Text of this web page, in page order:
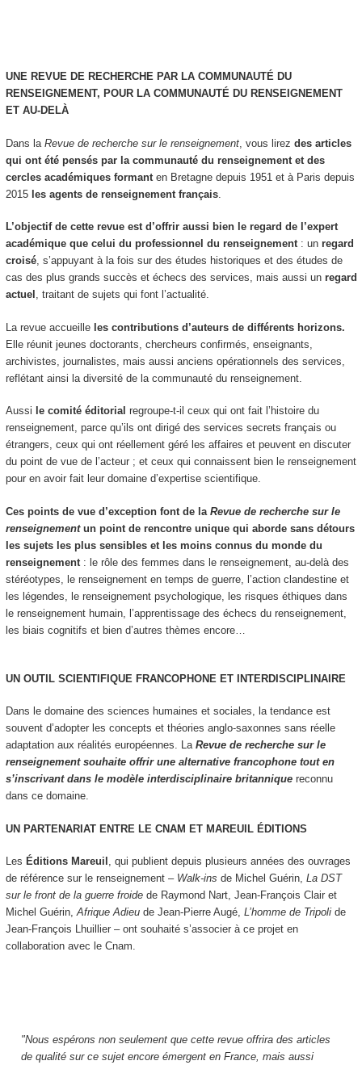
UNE REVUE DE RECHERCHE PAR LA COMMUNAUTÉ DU
RENSEIGNEMENT, POUR LA COMMUNAUTÉ DU RENSEIGNEMENT
ET AU-DELÀ
Dans la Revue de recherche sur le renseignement, vous lirez des articles
qui ont été pensés par la communauté du renseignement et des
cercles académiques formant en Bretagne depuis 1951 et à Paris depuis
2015 les agents de renseignement français.
L’objectif de cette revue est d’offrir aussi bien le regard de l’expert
académique que celui du professionnel du renseignement: unregard
croisé, s’appuyant à la fois sur des études historiques et des études de
cas des plus grands succès et échecs des services, mais aussi un regard
actuel , traitant de sujets qui font l’actualité.
La revue accueille les contributions d’auteurs de différents horizons.
Elle réunit jeunes doctorants, chercheurs confirmés, enseignants,
archivistes, journalistes, mais aussi anciens opérationnels des services,
reflétant ainsi la diversité de la communauté du renseignement.
Aussi le comité éditorial regroupe-t-il ceux qui ont fait l’histoire du
renseignement, parce qu’ils ont dirigé des services secrets français ou
étrangers, ceux qui ont réellement géré les affaires et peuvent en discuter
du point de vue de l’acteur ; et ceux qui connaissent bien le renseignement
pour en avoir fait leur domaine d’expertise scientifique.
Ces points de vue d’exception font de la Revue de recherche sur le
renseignement un point de rencontre unique qui aborde sans détours
les sujets les plus sensibles et les moins connus du monde du
renseignement: le rôle des femmes dans le renseignement, au-delà des
stéréotypes, le renseignement en temps de guerre, l’action clandestine et
les légendes, le renseignement psychologique, les risques éthiques dans
le renseignement humain, l’apprentissage des échecs du renseignement,
les biais cognitifs et bien d’autres thèmes encore…
UN OUTIL SCIENTIFIQUE FRANCOPHONE ET INTERDISCIPLINAIRE
Dans le domaine des sciences humaines et sociales, la tendance est
souvent d’adopter les concepts et théories anglo-saxonnes sans réelle
adaptation aux réalités européennes. La Revue de recherche sur le
renseignement souhaite offrir une alternative francophone tout en
s’inscrivant dans le modèle interdisciplinaire britanniquereconnu
dans ce domaine.
UN PARTENARIAT ENTRE LE CNAM ET MAREUIL ÉDITIONS
Les Éditions Mareuil , qui publient depuis plusieurs années des ouvrages
de référence sur le renseignement – Walk-ins de Michel Guérin, La DST
sur le front de la guerre froide de Raymond Nart, Jean-François Clair et
Michel Guérin, Afrique Adieu de Jean-Pierre Augé, L’homme de Tripoli de
Jean-François Lhuillier – ont souhaité s’associer à ce projet en
collaboration avec le Cnam.
"Nous espérons non seulement que cette revue offrira des articles
de qualité sur ce sujet encore émergent en France, mais aussi